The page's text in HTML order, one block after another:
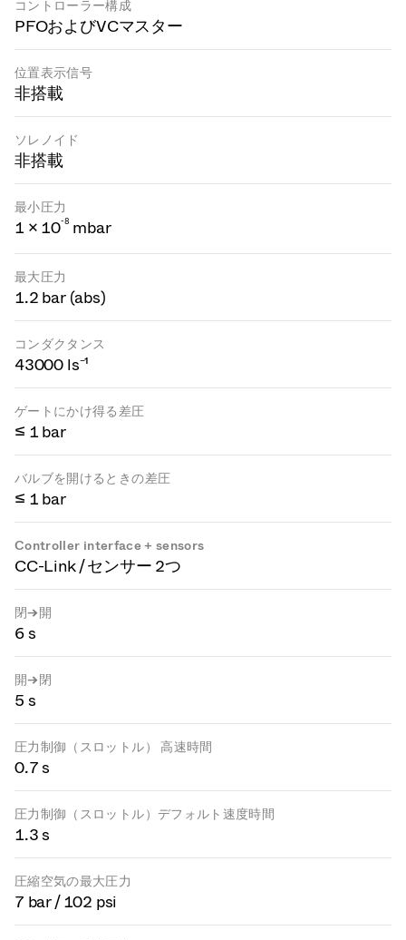
コントローラー構成
PFOおよびVCマスター
位置表示信号
非搭載
ソレノイド
非搭載
最小圧力
1 × 10-8 mbar
最大圧力
1.2 bar (abs)
コンダクタンス
43000 ls⁻¹
ゲートにかけ得る差圧
≤ 1 bar
バルブを開けるときの差圧
≤ 1 bar
Controller interface + sensors
CC-Link / センサー 2つ
閉→開
6 s
開→閉
5 s
圧力制御（スロットル） 高速時間
0.7 s
圧力制御（スロットル）デフォルト速度時間
1.3 s
圧縮空気の最大圧力
7 bar / 102 psi